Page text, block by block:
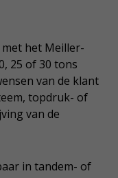
het Meiller-
25 of 30 tons
van de klant
topdruk- of
van de
in tandem- of